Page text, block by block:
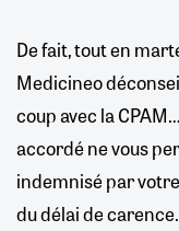
De fait, tout en
Medicineo
coup avec la
accordé ne vous
indemnisé par
du délai de